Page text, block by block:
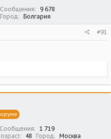
Сообщения
9 678
Город Болгария
#91
Сообщения
1 719
48 Город Москва